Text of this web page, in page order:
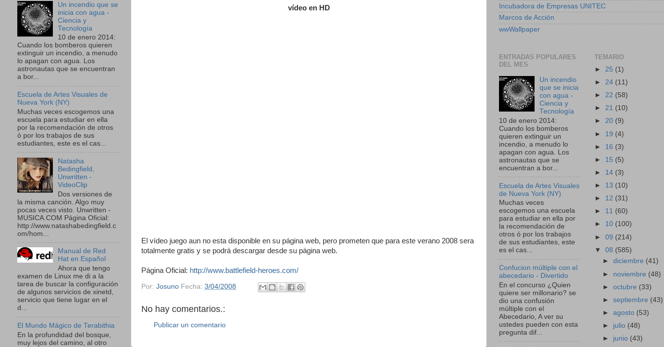
vídeo en HD
El vídeo juego aun no esta disponible en su página web, pero prometen que para este verano 2008 sera
totalmente gratis y se podrá descargar desde su página web.
Página Oficial: http://www.battlefield-heroes.com/
Por: Josuno Fecha: 3/04/2008
No hay comentarios.:
Publicar un comentario
Un incendio que se
inicia con agua -
Ciencia y
Tecnología
10 de enero 2014:
Cuando los bomberos quieren
extinguir un incendio, a menudo
lo apagan con agua. Los
astronautas que se encuentran
a bor...
Escuela de Artes Visuales de
Nueva York (NY)
Muchas veces escogemos una
escuela para estudiar en ella
por la recomendación de otros
ó por los trabajos de sus
estudiantes, este es el cas...
Natasha
Bedingfield,
Unwritten -
VideoClip
Dos versiones de
la misma canción. Algo muy
pocas veces visto. Unwritten -
MUSICA.COM Página Oficial:
http://www.natashabedingfield.c
om/hom...
Manual de Red
Hat en Español
Ahora que tengo
examen de Linux me di a la
tarea de buscar la configuración
de algunos servicios de xinetd,
servicio que tiene lugar en el
d...
El Mundo Mágico de Terabithia
En la profundidad del bosque,
muy lejos del camino, al otro
Incubadora de Empresas UNITEC
Marcos de Acción
wwWallpaper
ENTRADAS POPULARES
DEL MES
Un incendio
que se inicia
con agua -
Ciencia y
Tecnología
10 de enero 2014:
Cuando los bomberos
quieren extinguir un
incendio, a menudo lo
apagan con agua. Los
astronautas que se
encuentran a bor...
Escuela de Artes Visuales
de Nueva York (NY)
Muchas veces
escogemos una escuela
para estudiar en ella por
la recomendación de
otros ó por los trabajos
de sus estudiantes, este
es el cas...
Confucion múltiple con el
abecedario - Divertido
En el concurso ¿Quien
quiere ser millonario? se
dio una confusión
múltiple con el
Abecedario, A ver su
ustedes pueden con esta
pregunta dif...
TEMARIO
► 25 (1)
► 24 (11)
► 22 (58)
► 21 (10)
► 20 (9)
► 19 (4)
► 16 (3)
► 15 (5)
► 14 (3)
► 13 (10)
► 12 (31)
► 11 (60)
► 10 (100)
► 09 (214)
▼ 08 (585)
►diciembre (41)
► noviembre (48)
►octubre (33)
►septiembre (43)
►agosto (53)
► julio (48)
► junio (43)